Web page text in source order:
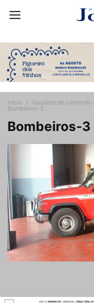
Início
Quadros de comando
Bombeiros-3
Bombeiros-3